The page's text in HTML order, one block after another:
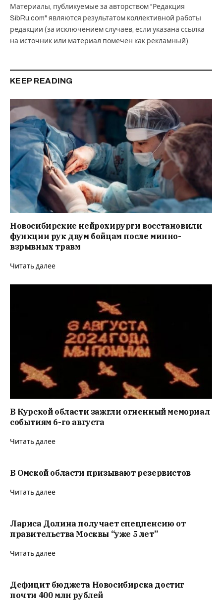
Материалы, публикуемые за авторством "Редакция
SibRu.com" являются результатом коллективной работы
редакции (за исключением случаев, если указана ссылка
на источник или материал помечен как рекламный).
KEEP READING
Новосибирские нейрохирурги восстановили
функции рук двум бойцам после минно-
взрывных травм
Читать далее
В Курской области зажгли огненный мемориал
событиям 6-го августа
Читать далее
В Омской области призывают резервистов
Читать далее
Лариса Долина получает спецпенсию от
правительства Москвы “уже 5 лет”
Читать далее
Дефицит бюджета Новосибирска достиг
почти 400 млн рублей